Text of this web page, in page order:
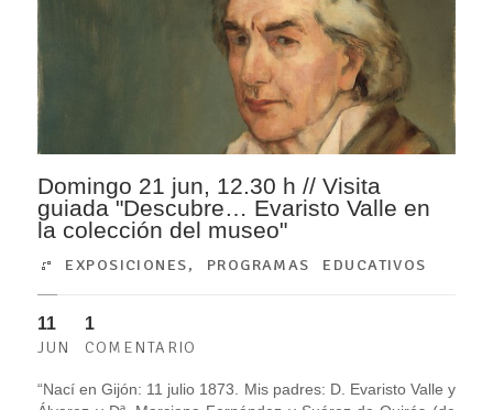
Domingo 21 jun, 12.30 h // Visita
guiada "Descubre… Evaristo Valle en
la colección del museo"
EXPOSICIONES, PROGRAMAS EDUCATIVOS
11
JUN
1
COMENTARIO
“Nací en Gijón: 11 julio 1873. Mis padres: D. Evaristo Valle y